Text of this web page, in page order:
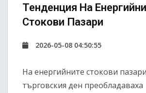
Тенденция На
Стокови Пазари
2026-05-08 04:50:55
На енергийните стокови
търговския ден преобладаваха